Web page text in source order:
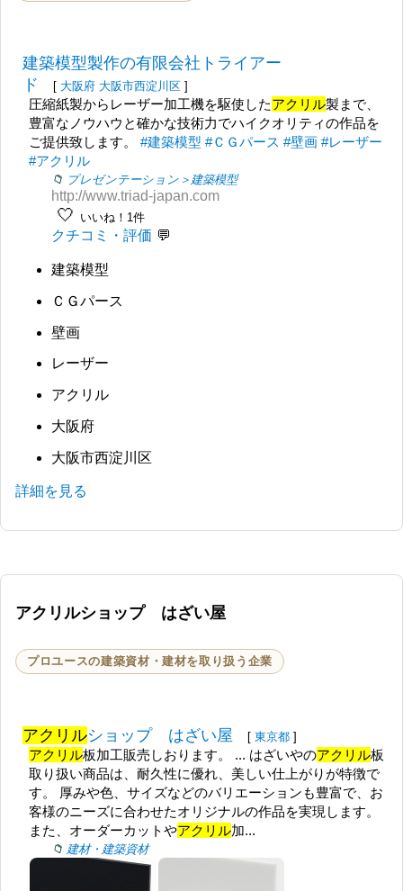
建築模型製作の有限会社トライアー
ド
[ 大阪府 大阪市西淀川区 ]
圧縮紙製からレーザー加工機を駆使したアクリル製まで、
豊富なノウハウと確かな技術力でハイクオリティの作品を
ご提供致します。#建築模型 #ＣＧパース #壁画 #レーザー
#アクリル
プレゼンテーション＞建築模型
http://www.triad-japan.com
🤍 いいね！1件
クチコミ・評価
建築模型
ＣＧパース
壁画
レーザー
アクリル
大阪府
大阪市西淀川区
詳細を見る
アクリルショップ はざい屋
プロユースの建築資材・建材を取り扱う企業
アクリルショップ はざい屋 [ 東京都 ]
アクリル板加工販売しおります。 ... はざいやのアクリル板
取り扱い商品は、耐久性に優れ、美しい仕上がりが特徴で
す。 厚みや色、サイズなどのバリエーションも豊富で、お
客様のニーズに合わせたオリジナルの作品を実現します。
また、オーダーカットやアクリル加...
建材・建築資材